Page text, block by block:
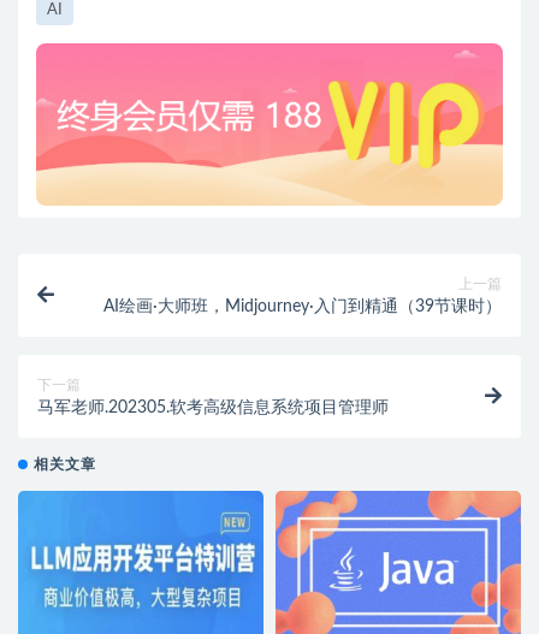
AI
上一篇
AI绘画·大师班，Midjourney·入门到精通（39节课时）
下一篇
马军老师.202305.软考高级信息系统项目管理师
相关文章